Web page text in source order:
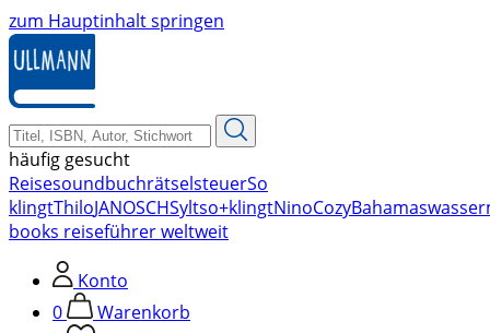
zum Hauptinhalt springen
häufig gesucht
ReisesoundbuchrätselsteuerSo
klingtThiloJANOSCHSyltso+klingtNinoCozyBahamas
books reiseführer weltweit
Konto
0
Warenkorb